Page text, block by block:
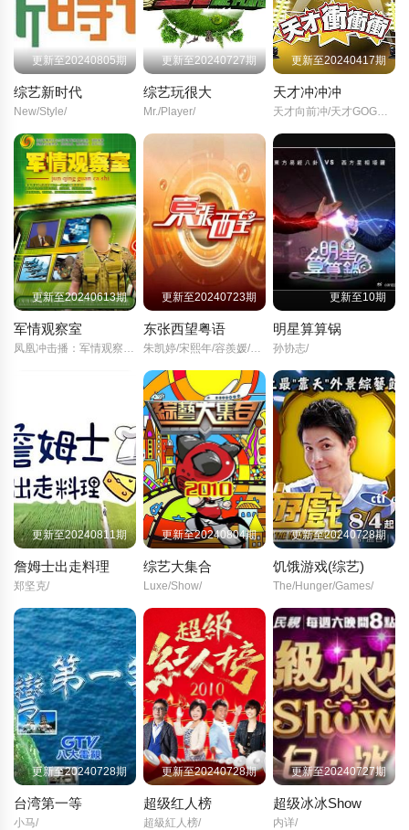
更新至20240805期
综艺新时代
New/Style/
更新至20240727期
综艺玩很大
Mr./Player/
更新至20240417期
天才冲冲冲
天才向前冲/天才GOGOGO/Genius/Go/Go/Go/
更新至20240613期
军情观察室
凤凰冲击播：军情观察室/
更新至20240723期
东张西望粤语
朱凯婷/宋熙年/容羨媛/梁丽翘/陈倩扬/麥雅緻/黎芷珊/谢霆锋/王祖蓝/梁荣忠/古天乐/邓萃雯/蔡一智/蔡一杰/苏志威/郑秀文/朱智贤/陈贝儿/林映辉/陈庭欣/姚婷芝/吴幸美/游莨维/林泳淘/利颖怡/阮嘉敏/王殷廷/陈约临/林家栋/刘德华/
更新至10期
明星算算锅
孙协志/
更新至20240811期
詹姆士出走料理
郑坚克/
更新至20240804期
综艺大集合
Luxe/Show/
更新至20240728期
饥饿游戏(综艺)
The/Hunger/Games/
更新至20240728期
台湾第一等
小马/
更新至20240728期
超级红人榜
超級紅人榜/
更新至20240727期
超级冰冰Show
内详/